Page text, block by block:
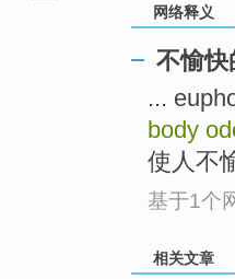
网络释义
不愉快
...
body
使人不
基于1个
相关文章